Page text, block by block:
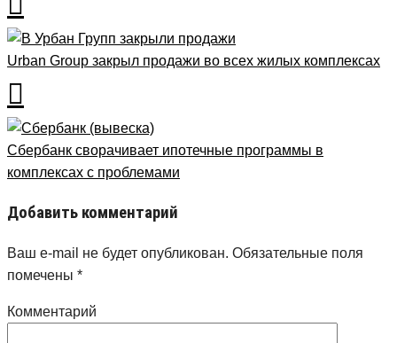
Urban Group закрыл продажи во всех жилых комплексах
Сбербанк сворачивает ипотечные программы в
комплексах с проблемами
Добавить комментарий
Ваш e-mail не будет опубликован. Обязательные поля
помечены *
Комментарий